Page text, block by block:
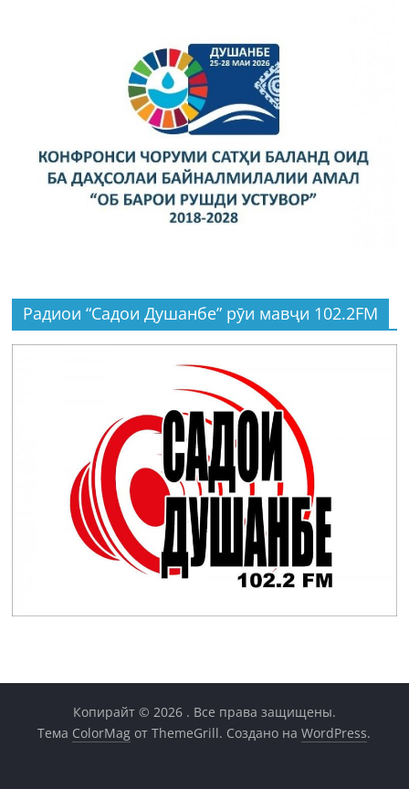
Радиои “Садои Душанбе” рӯи мавҷи 102.2FM
Копирайт © 2026 . Все права защищены.
Тема ColorMag от ThemeGrill. Создано наWordPress.